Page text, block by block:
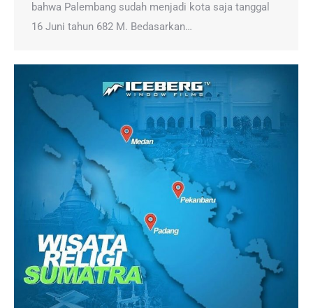
bahwa Palembang sudah menjadi kota saja tanggal
16 Juni tahun 682 M. Bedasarkan…